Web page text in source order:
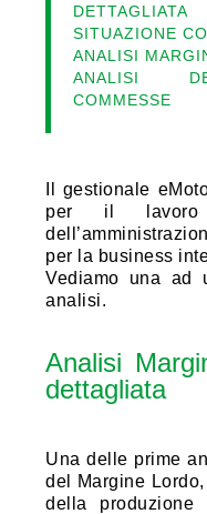
DETTAGLIATA
SITUAZIONE
ANALISI
ANALISI
COMMESSE
Il gestionale
per il lavoro
per la business
Vediamo una ad
analisi.
Analisi
dettagliata
Una delle prime
del Margine
della